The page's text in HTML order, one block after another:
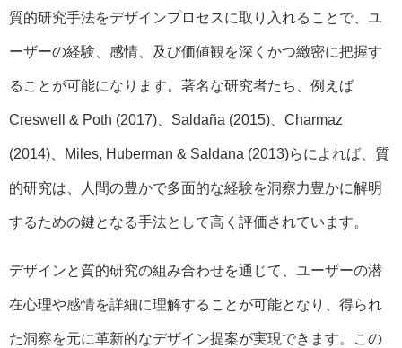
質的研究手法をデザインプロセスに取り入れることで、ユ
ーザーの経験、感情、及び価値観を深くかつ緻密に把握す
ることが可能になります。著名な研究者たち、例えば
Creswell & Poth (2017)、Saldaña (2015)、Charmaz
(2014)、Miles, Huberman & Saldana (2013)らによれば、質
的研究は、人間の豊かで多面的な経験を洞察力豊かに解明
するための鍵となる手法として高く評価されています。
デザインと質的研究の組み合わせを通じて、ユーザーの潜
在心理や感情を詳細に理解することが可能となり、得られ
た洞察を元に革新的なデザイン提案が実現できます。この